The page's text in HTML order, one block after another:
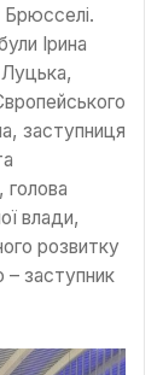
Брюсселі.
Ірина
заступниця
голова
влади,
розвитку
– заступник